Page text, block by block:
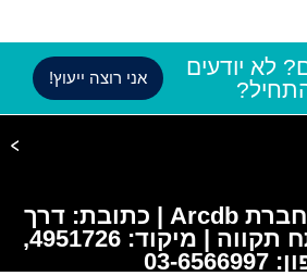
לא יודעים
אני רוצה ייעוץ!
האתר משויך לחברת Arcdb | כתובת: דרך
יצחק רבין 1 פתח תקווה | מיקוד: 4951726,